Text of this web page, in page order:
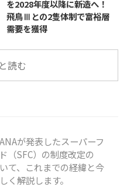
を2028年度以降に新造へ！
飛鳥Ⅲとの2隻体制で富裕層
需要を獲得
読む
が発表したスーパーフ
（SFC）の制度改定の
て、これまでの経緯と今
く解説します。